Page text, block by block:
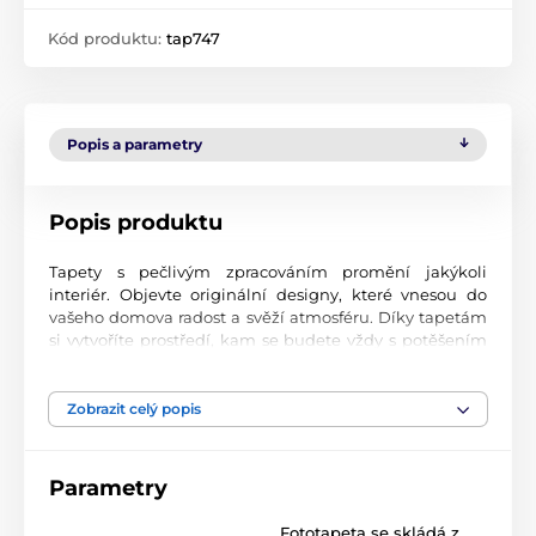
Kód produktu: tap747
Popis a parametry
Popis produktu
Tapety s pečlivým zpracováním promění jakýkoli
interiér. Objevte originální designy, které vnesou do
vašeho domova radost a svěží atmosféru. Díky tapetám
si vytvoříte prostředí, kam se budete vždy s potěšením
Špičková kvalita tisku
silný prvek místnosti. Jsou vytištěny na vysoce kvalitní
Zobrazit celý popis
Parametry